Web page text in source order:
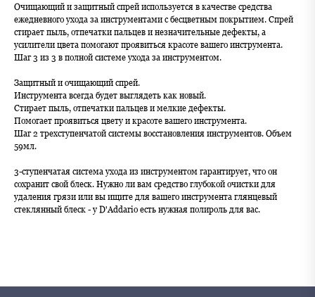
Очищающий и защитный спрей используется в качестве средства
ежедневного ухода за инструментами с бесцветным покрытием. Спрей
стирает пыль, отпечатки пальцев и незначительные дефекты, а
усилители цвета помогают проявиться красоте вашего инструмента.
Шаг 3 из 3 в полной системе ухода за инструментом.
Защитный и очищающий спрей.
Инструмента всегда будет выглядеть как новый.
Стирает пыль, отпечатки пальцев и мелкие дефекты.
Помогает проявиться цвету и красоте вашего инструмента.
Шаг 2 трехступенчатой системы восстановления инструментов. Объем
59мл.
3-ступенчатая система ухода из инструментом гарантирует, что он
сохранит свой блеск. Нужно ли вам средство глубокой очистки для
удаления грязи или вы ищите для вашего инструмента глянцевый
стеклянный блеск - у D'Addario есть нужная полироль для вас.